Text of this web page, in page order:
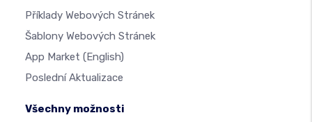
Příklady Webových Stránek
Šablony Webových Stránek
App Market (English)
Poslední Aktualizace
Všechny možnosti